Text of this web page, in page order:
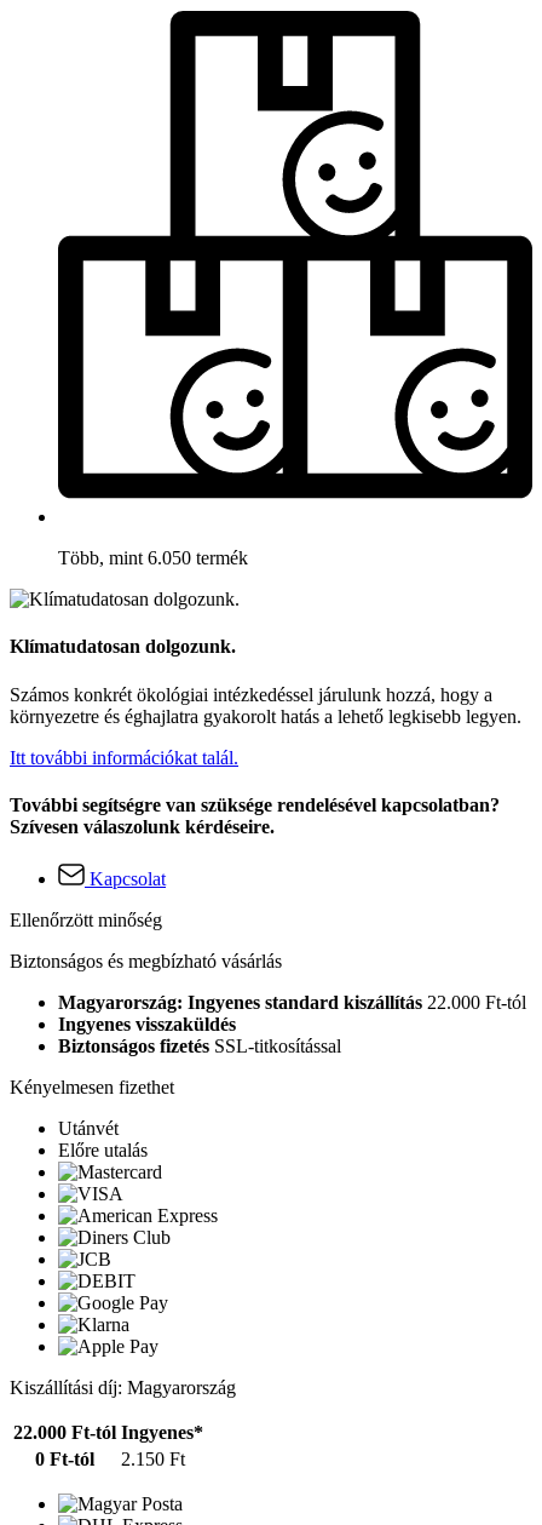
Több, mint 6.050 termék
Klímatudatosan dolgozunk.
Számos konkrét ökológiai intézkedéssel járulunk hozzá, hogy a
környezetre és éghajlatra gyakorolt hatás a lehető legkisebb legyen.
Itt további információkat talál.
További segítségre van szüksége rendelésével kapcsolatban?
Szívesen válaszolunk kérdéseire.
Kapcsolat
Ellenőrzött minőség
Biztonságos és megbízható vásárlás
Magyarország: Ingyenes standard kiszállítás 22.000 Ft-tól
Ingyenes visszaküldés
Biztonságos fizetés SSL-titkosítással
Kényelmesen fizethet
Utánvét
Előre utalás
Kiszállítási díj: Magyarország
22.000 Ft-tól Ingyenes*
0 Ft-tól
2.150 Ft